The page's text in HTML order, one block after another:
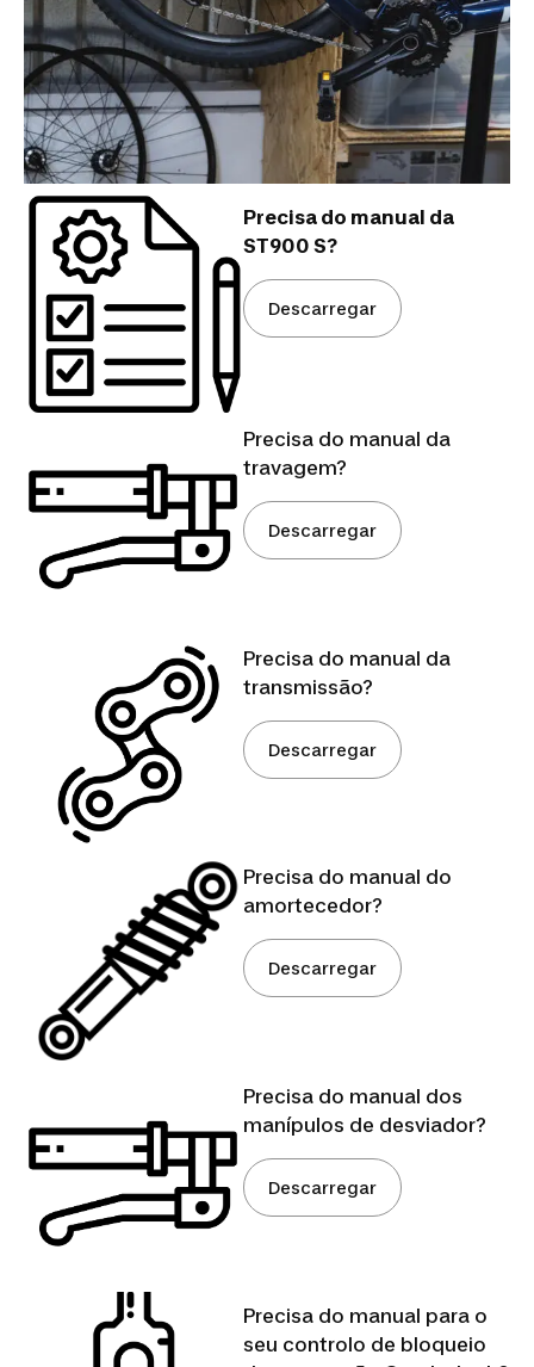
Precisa do manual da
ST900 S?
Descarregar
Precisa do manual da
travagem?
Descarregar
Precisa do manual da
transmissão?
Descarregar
Precisa do manual do
amortecedor?
Descarregar
Precisa do manual dos
manípulos de desviador?
Descarregar
Precisa do manual para o
seu controlo de bloqueio